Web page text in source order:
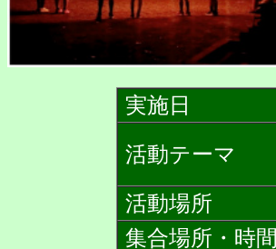
実施日
活動テーマ
活動場所
集合場所・時間